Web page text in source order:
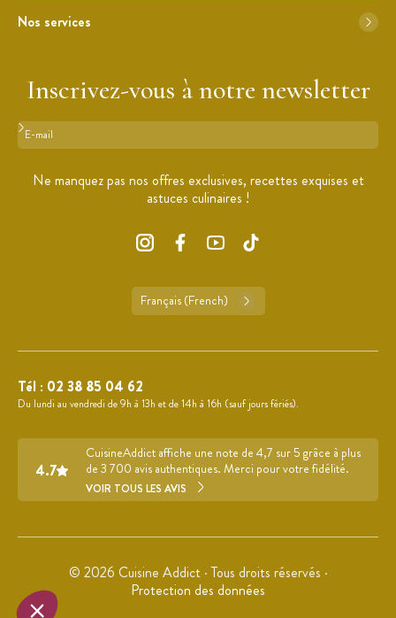
Nos services
Inscrivez-vous à notre newsletter
Format : adresse@email.com
Ne manquez pas nos offres exclusives, recettes exquises et
astuces culinaires !
Français (French)
Tél : 02 38 85 04 62
Du lundi au vendredi de 9h à 13h et de 14h à 16h (sauf jours fériés).
4.7
CuisineAddict affiche une note de 4,7 sur 5 grâce à plus
de 3 700 avis authentiques. Merci pour votre fidélité.
VOIR TOUS LES AVIS
© 2026 Cuisine Addict · Tous droits réservés ·
Protection des données